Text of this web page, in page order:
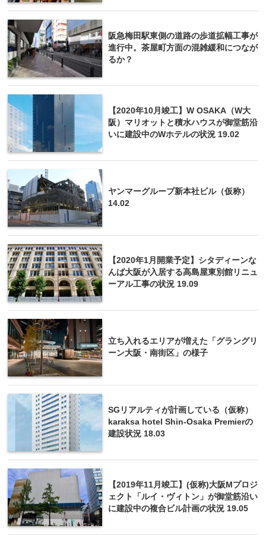
阪急梅田駅東側の道路の歩道拡幅工事が
進行中。茶屋町方面の混雑緩和につなが
るか？
【2020年10月竣工】W OSAKA（W大
阪）マリオットと積水ハウスが御堂筋沿
いに建設中のWホテルの状況 19.02
ヤンマーグループ新本社ビル（仮称）
14.02
【2020年1月開業予定】シタディーンな
んば大阪が入居する高島屋東別館リニュ
ーアル工事の状況 19.09
立ち入れるエリアが増えた「グラングリ
ーン大阪・南街区」の様子
SGリアルティが計画している（仮称）
karaksa hotel Shin-Osaka Premierの
建設状況 18.03
【2019年11月竣工】(仮称)大阪Mプロジ
ェクト「ルイ・ヴィトン」が御堂筋沿い
に建設中の複合ビル計画の状況 19.05